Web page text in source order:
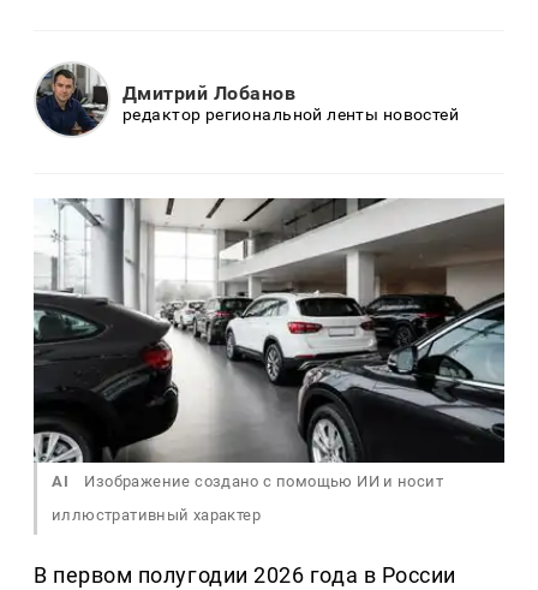
Дмитрий Лобанов
редактор региональной ленты новостей
AI
Изображение создано с помощью ИИ и носит
иллюстративный характер
В первом полугодии 2026 года в России